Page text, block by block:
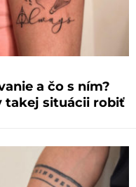
a čo s ním?
takej situácii robiť